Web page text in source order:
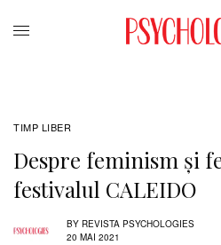
TIMP LIBER
Despre feminism şi
festivalul CALEIDO
BY REVISTA PSYCHOLOGIES
20 MAI 2021